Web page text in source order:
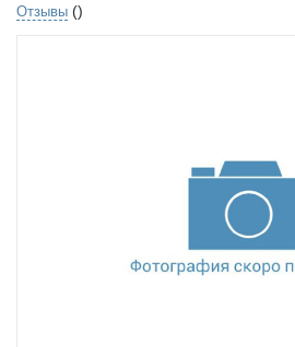
Отзывы ()